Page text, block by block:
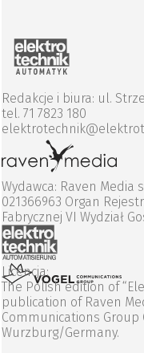
Redakcje i biura: ul.
tel. 71 7823 180
Wydawca: Raven Media
021366963 Organ
Fabrycznej VI Wydział
Licencja:
The Polish edition of
publication of Raven
Communications Group
Wurzburg/Germany.